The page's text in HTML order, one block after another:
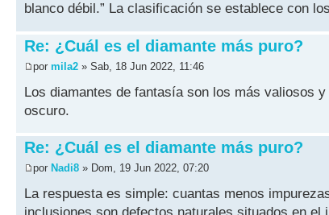
blanco débil.” La clasificación se establece con
Re: ¿Cuál es el diamante más puro?
por mila2 » Sab, 18 Jun 2022, 11:46
Los diamantes de fantasía son los más valiosos
oscuro.
Re: ¿Cuál es el diamante más puro?
por Nadi8 » Dom, 19 Jun 2022, 07:20
La respuesta es simple: cuantas menos